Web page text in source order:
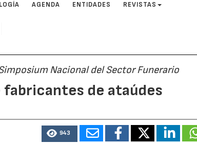
AGENDA ENTIDADES REVISTAS
Nacional del Sector Funerario
fabricantes de ataúdes
943